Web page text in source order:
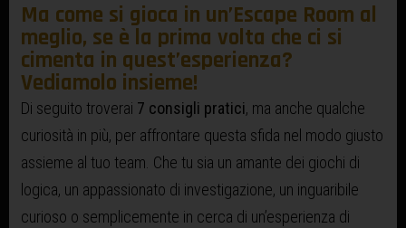
Ma come si gioca in un’Escape Room al
meglio, se è la prima volta che ci si
cimenta in quest’esperienza?
Vediamolo insieme!
Di seguito troverai 7 consigli pratici, ma anche qualche
curiosità in più, per affrontare questa sfida nel modo giusto
assieme al tuo team. Che tu sia un amante dei giochi di
logica, un appassionato di investigazione, un inguaribile
curioso o semplicemente in cerca di un’esperienza di